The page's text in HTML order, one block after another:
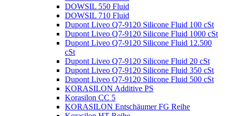
DOWSIL 550 Fluid
DOWSIL 710 Fluid
Dupont Liveo Q7-9120 Silicone Fluid 100 cSt
Dupont Liveo Q7-9120 Silicone Fluid 1000 cSt
Dupont Liveo Q7-9120 Silicone Fluid 12.500
cSt
Dupont Liveo Q7-9120 Silicone Fluid 20 cSt
Dupont Liveo Q7-9120 Silicone Fluid 350 cSt
Dupont Liveo Q7-9120 Silicone Fluid 500 cSt
KORASILON Additive PS
Korasilon CC 5
KORASILON Entschäumer FG Reihe